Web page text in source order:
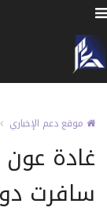
موقع دعم الإخباري
غادة
سافرت